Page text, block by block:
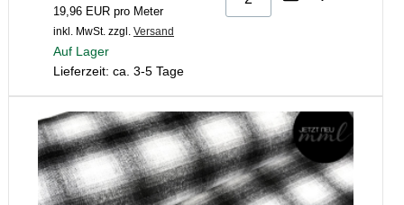
19,96 EUR pro Meter
inkl. MwSt. zzgl. Versand
Auf Lager
Lieferzeit: ca. 3-5 Tage